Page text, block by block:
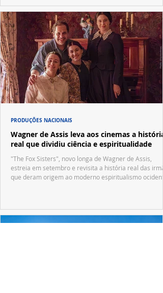
Wagner de Assis leva aos cinemas a história
real que dividiu ciência e espiritualidade
"The Fox Sisters", novo longa de Wagner de Assis,
estreia em setembro e revisita a história real das
que deram origem ao moderno espiritualismo
PRODUÇÕES NACIONAIS